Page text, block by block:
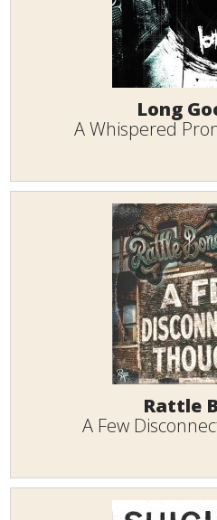
Long
A Whispered
Rattle
A Few